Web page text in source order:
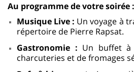
Au programme de votre soirée :
Musique Live : Un voyage à
répertoire de Pierre Rapsat.
Gastronomie : Un buffet à
charcuteries et de fromages